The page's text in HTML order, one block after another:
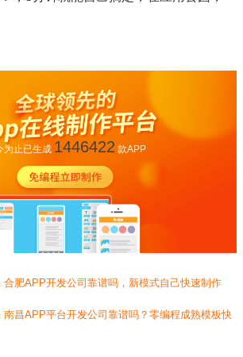
为止已生成 1446422 款APP
合肥APP开发公司靠谱吗，新模式自己快速制作
南昌APP平台开发公司靠谱吗？零编程成熟模板快